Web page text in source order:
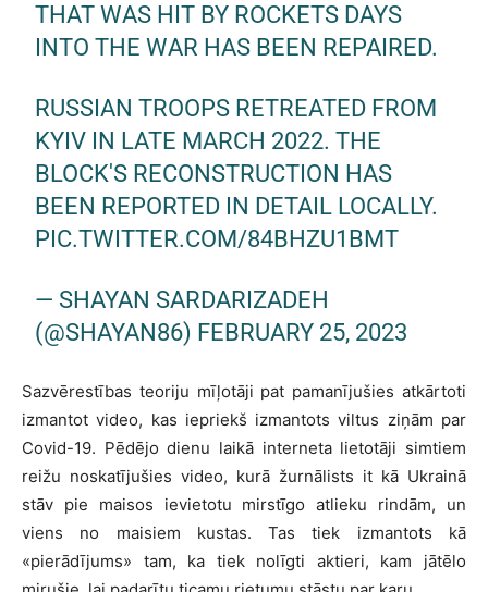
THAT WAS HIT BY ROCKETS DAYS
INTO THE WAR HAS BEEN REPAIRED.
RUSSIAN TROOPS RETREATED FROM
KYIV IN LATE MARCH 2022. THE
BLOCK'S RECONSTRUCTION HAS
BEEN REPORTED IN DETAIL LOCALLY.
PIC.TWITTER.COM/84BHZU1BMT
— SHAYAN SARDARIZADEH
(@SHAYAN86) FEBRUARY 25, 2023
Sazvērestības teoriju mīļotāji pat pamanījušies atkārtoti
izmantot video, kas iepriekš izmantots viltus ziņām par
Covid-19. Pēdējo dienu laikā interneta lietotāji simtiem
reižu noskatījušies video, kurā žurnālists it kā Ukrainā
stāv pie maisos ievietotu mirstīgo atlieku rindām, un
viens no maisiem kustas. Tas tiek izmantots kā
«pierādījums» tam, ka tiek nolīgti aktieri, kam jātēlo